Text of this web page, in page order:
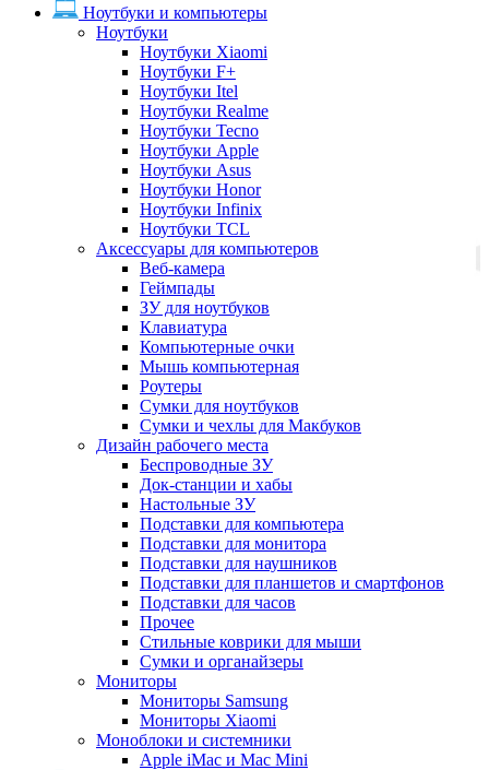
Ноутбуки и компьютеры
Ноутбуки
Ноутбуки Xiaomi
Ноутбуки F+
Ноутбуки Itel
Ноутбуки Realme
Ноутбуки Tecno
Ноутбуки Apple
Ноутбуки Asus
Ноутбуки Honor
Ноутбуки Infinix
Ноутбуки TCL
Аксессуары для компьютеров
Веб-камера
Геймпады
ЗУ для ноутбуков
Клавиатура
Компьютерные очки
Мышь компьютерная
Роутеры
Сумки для ноутбуков
Сумки и чехлы для Макбуков
Дизайн рабочего места
Беспроводные ЗУ
Док-станции и хабы
Настольные ЗУ
Подставки для компьютера
Подставки для монитора
Подставки для наушников
Подставки для планшетов и смартфонов
Подставки для часов
Прочее
Стильные коврики для мыши
Сумки и органайзеры
Мониторы
Мониторы Samsung
Мониторы Xiaomi
Моноблоки и системники
Apple iMac и Mac Mini